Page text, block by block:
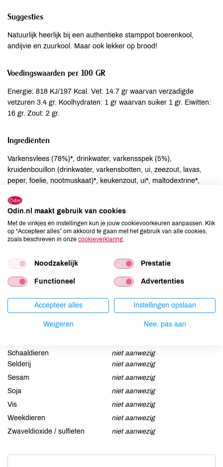
Suggesties
Natuurlijk heerlijk bij een authentieke stamppot boerenkool,
andijvie en zuurkool. Maar ook lekker op brood!
Voedingswaarden per 100 GR
Energie: 818 KJ/197 Kcal. Vet: 14.7 gr waarvan verzadigde
vetzuren 3.4 gr. Koolhydraten: 1 gr waarvan suiker 1 gr. Eiwitten:
16 gr. Zout: 2 gr.
Ingrediënten
Varkensvlees (78%)*, drinkwater, varkensspek (5%),
kruidenbouillon (drinkwater, varkensbotten, ui, zeezout, lavas,
peper, foelie, nootmuskaat)*, keukenzout, ui*, maltodextrine*,
kardemom)*, volle rietsuiker*, dextrose*, antioxidant:
ascorbinezuur, conserveermiddel: natriumnitriet.
Allergenen
Aardnoten
niet aanwezig
Gluten
kan bevatten
Lactose
kan bevatten
Lupine
niet aanwezig
niet aanwezig
Schaaldieren
niet aanwezig
Selderij
niet aanwezig
Sesam
niet aanwezig
Soja
niet aanwezig
Vis
niet aanwezig
Weekdieren
niet aanwezig
Zwaveldioxide / sulfieten
niet aanwezig
Odin.nl maakt gebruik van cookies
Met de vinkjes en instellingen kun je jouw cookievoorkeuren aanpassen. Klik
op “Accepteer alles” om akkoord te gaan met het gebruik van alle cookies,
zoals beschreven in onze cookieverklaring
Noodzakelijk Prestatie
Functioneel Advertenties
Accepteer alles Instellingen opslaan
Weigeren Nee, pas aan